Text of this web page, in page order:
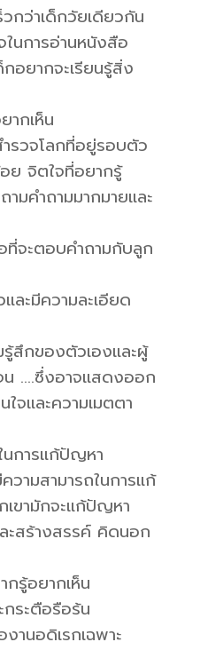
กว่าเด็กวัยเดียวกัน
นการอ่านหนังสือ
อยากจะเรียนรู้สิ่ง
ากเห็น
ำรวจโลกที่อยู่รอบตัว
ย จิตใจที่อยากรู้
มคำถามมากมายและ
จะตอบคำถามกับลูก
ะมีความละเอียด
สึกของตัวเองและผู้
น ….ซึ่งอาจแสดงออก
ใจและความเมตตา
นการแก้ปัญหา
ามสามารถในการแก้
ขามักจะแก้ปัญหา
ะสร้างสรรค์ คิดนอก
รู้อยากเห็น
กระตือรือร้น
านอดิเรกเฉพาะ